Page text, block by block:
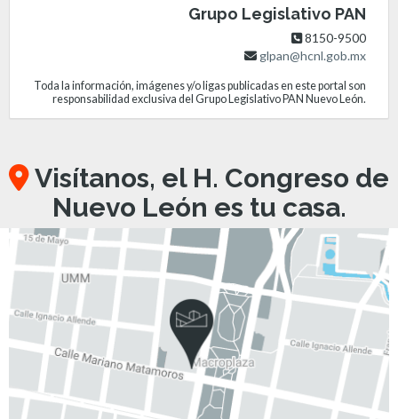
Grupo Legislativo PAN
8150-9500
glpan@hcnl.gob.mx
Toda la información, imágenes y/o ligas publicadas en este portal son
responsabilidad exclusiva del Grupo Legislativo PAN Nuevo León.
Visítanos, el H. Congreso de
Nuevo León es tu casa.